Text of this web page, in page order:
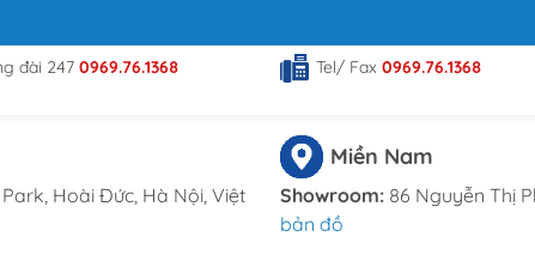
đài 247 0969.76.1368 Tel/ Fax 0969.76.1368
Hoài Đức, Hà Nội, Việt
Miền Nam
Showroom: 86 Nguyễn Thị
bản đồ